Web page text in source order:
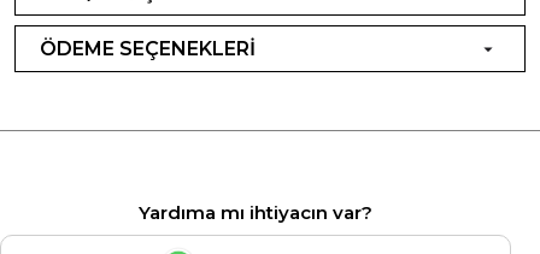
ÖDEME SEÇENEKLERİ
Yardıma mı ihtiyacın var?